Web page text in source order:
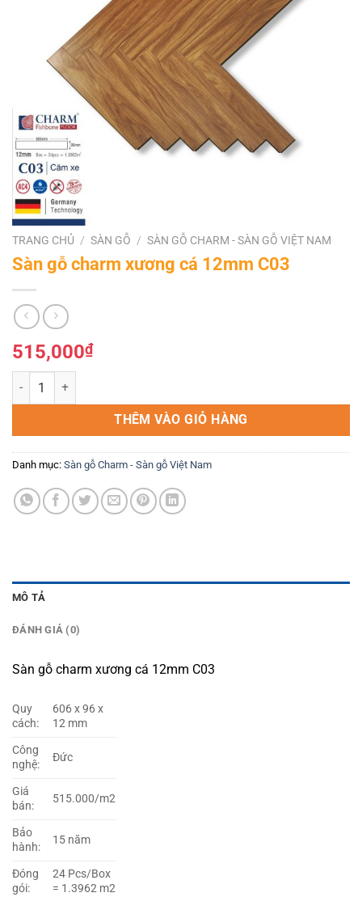
TRANG CHỦ / SÀN GỖ / SÀN GỖ CHARM - SÀN GỖ VIỆT NAM
Sàn gỗ charm xương cá 12mm C03
515,000₫
Sàn gỗ charm xương cá 12mm C03 số lượng
THÊM VÀO GIỎ HÀNG
Danh mục: Sàn gỗ Charm - Sàn gỗ Việt Nam
MÔ TẢ
ĐÁNH GIÁ (0)
Sàn gỗ charm xương cá 12mm C03
Quy
cách:
606 x 96 x
12 mm
Công
nghệ:
Đức
Giá
bán:
515.000/m2
Bảo
hành:
15 năm
Đóng
gói:
24 Pcs/Box
= 1.3962 m2